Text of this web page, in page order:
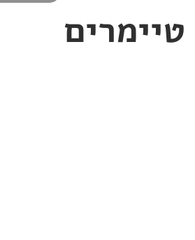
טיימרים